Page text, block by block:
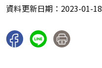
資料更新日期：2023-01-18